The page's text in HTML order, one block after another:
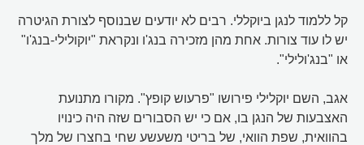
קל ללמוד לנגן ביוקללי. רבים לא יודעים שבנוסף לצורת הגיטרה
יש לו עוד צורות. אחת מהן מזכירה בנג'ו ונקראת "יוקולילי-בנג'ו"
או "בנג'ולילי".
אגב, השם יוקלילי פירושו "פרעוש קופץ". מקורו מתנועת
האצבעות של הנגן בו, אם כי יש הסבורים שזה היה כינויו
בהוואית, שפת הוואי, של בריטי משעשע שחי בחצרו של מלך